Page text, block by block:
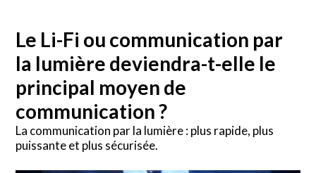
Le Li-Fi ou communication par
la lumière deviendra-t-elle le
principal moyen de
communication ?
La communication par la lumière : plus rapide, plus
puissante et plus sécurisée.